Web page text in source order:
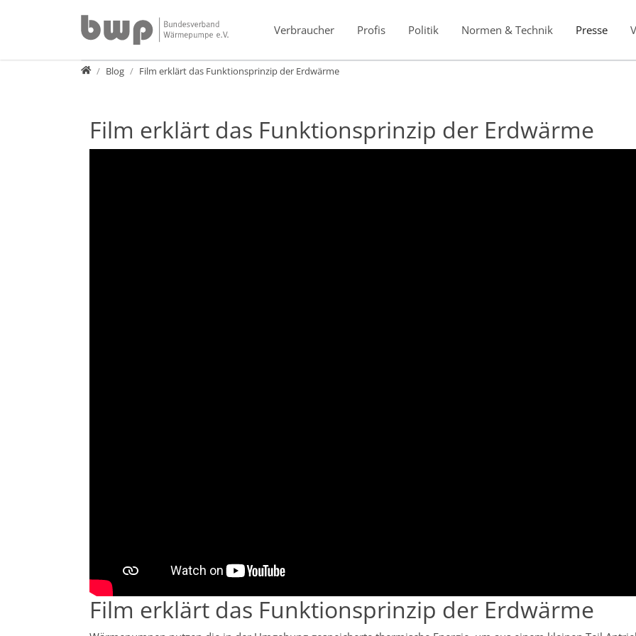
Verbraucher
Profis Politik Normen & Technik Presse
Presse
Blog Film erklärt das Funktionsprinzip der Erdwärme
Film erklärt das Funktionsprinzip der Erdwärme
Film erklärt das Funktionsprinzip der Erdwärme